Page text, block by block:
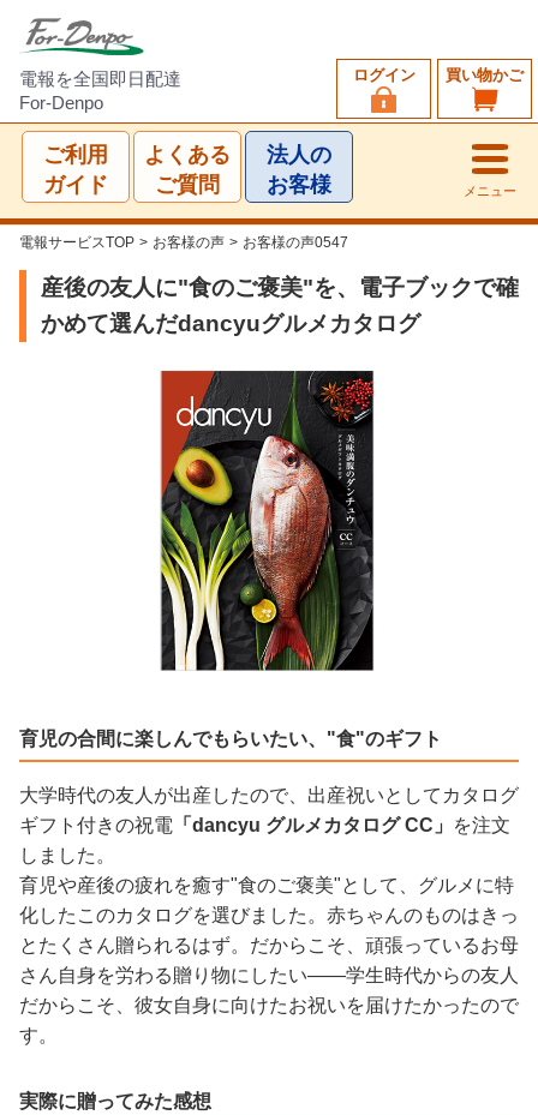
電報を全国即日配達
For-Denpo
買い物かご
ログイン
ご利用
ガイド
よくある
ご質問
法人の
お客様
メニュー
電報サービスTOP > お客様の声 > お客様の声0547
産後の友人に"食のご褒美"を、電子ブックで確
かめて選んだdancyuグルメカタログ
育児の合間に楽しんでもらいたい、"食"のギフト
大学時代の友人が出産したので、出産祝いとしてカタログ
ギフト付きの祝電 「dancyu グルメカタログ CC」
を注文
しました。
育児や産後の疲れを癒す"食のご褒美"として、グルメに特
化したこのカタログを選びました。赤ちゃんのものはきっ
とたくさん贈られるはず。だからこそ、頑張っているお母
さん自身を労わる贈り物にしたい——学生時代からの友人
だからこそ、彼女自身に向けたお祝いを届けたかったので
す。
実際に贈ってみた感想